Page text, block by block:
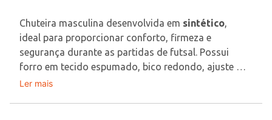
Chuteira masculina desenvolvida em sintético
ideal para proporcionar conforto, firmeza e
segurança durante as partidas de futsal. Possui
forro em tecido espumado, bico redondo, ajuste
por cadarço, palmilha macia e solado
Material: Sintético
Ler mais